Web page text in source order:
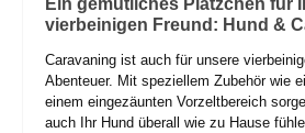
Ein gemütliches Plätzchen für
vierbeinigen Freund: Hund &
Caravaning ist auch für unsere
Abenteuer. Mit speziellem Zubehör wie
einem eingezäunten Vorzeltbereich
auch Ihr Hund überall wie zu Hause